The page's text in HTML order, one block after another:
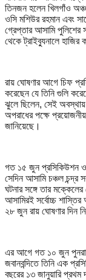
তিনজন হলেন খিলগাঁও
ওসি মশিউর রহমান এবং
গ্রেপ্তার আসামি পুলিশের
থেকে ট্রাইব্যুনালে হাজির
রায় ঘোষণার আগে চিফ
করেছেন যে তিনি গুলি
ঝুলে ছিলেন, সেই অবস্থায়
অপরাধের পক্ষে
জানিয়েছে।
গত ১৫ জুন প্রসিকিউশন ও
সেদিন আসামি চঞ্চল চন্দ্র
ঘটনার সঙ্গে তার
আসামিরই সর্বোচ্চ
২৮ জুন রায় ঘোষণার দিন
এর আগে গত ১০ জুন
জবানবন্দিতে তিনি এক
বছরের ১৩ জানুয়ারি প্রথম